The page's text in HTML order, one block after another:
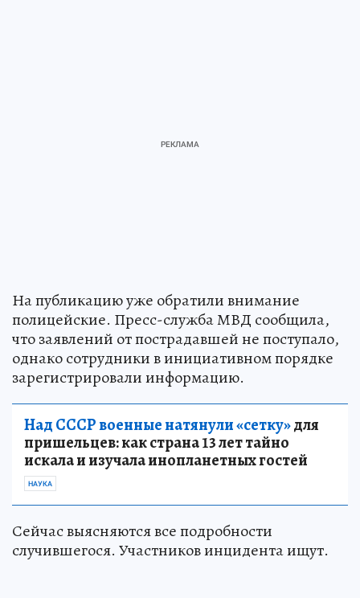
На публикацию уже обратили внимание
полицейские. Пресс-служба МВД сообщила,
что заявлений от пострадавшей не поступало,
однако сотрудники в инициативном порядке
зарегистрировали информацию.
Над СССР военные натянули «сетку»для
пришельцев: как страна 13 лет тайно
искала и изучала инопланетных гостей
НАУКА
Сейчас выясняются все подробности
случившегося. Участников инцидента ищут.